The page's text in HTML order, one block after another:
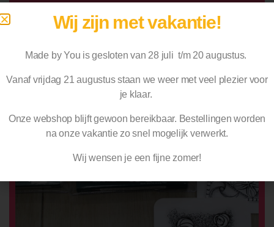
Wij zijn met vakantie!
Made by You is gesloten van 28 juli t/m 20 augustus.
Vanaf vrijdag 21 augustus staan we weer met veel plezier voor
je klaar.
Onze webshop blijft gewoon bereikbaar. Bestellingen worden
naonze vakantie zo snel mogelijk verwerkt.
Wij wensen je een fijne zomer!